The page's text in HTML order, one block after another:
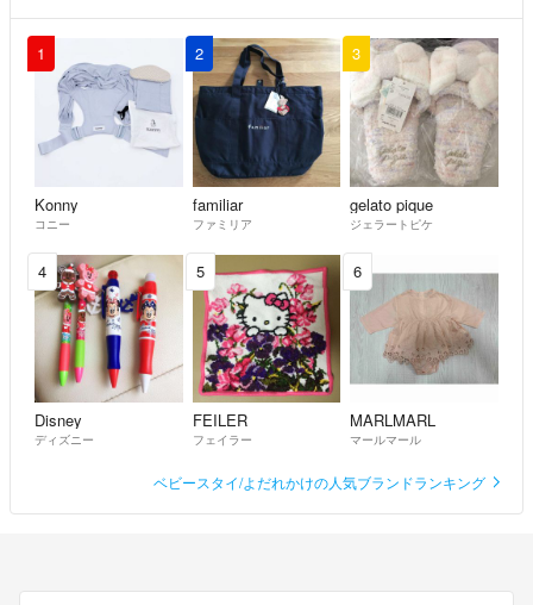
1
Konny
コニー
2
familiar
ファミリア
3
gelato pique
ジェラートピケ
4
Disney
ディズニー
5
FEILER
フェイラー
6
MARLMARL
マールマール
ベビースタイ/よだれかけの人気ブランドランキング